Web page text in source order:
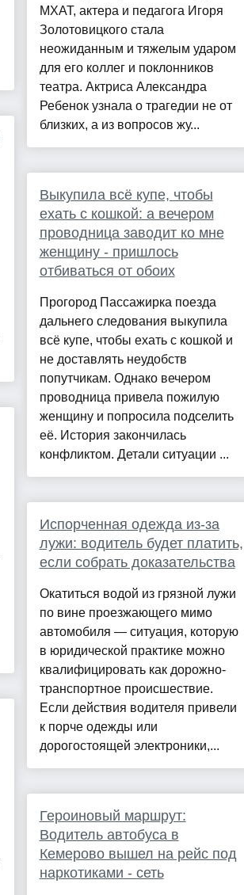
МХАТ, актера и педагога Игоря
Золотовицкого стала
неожиданным и тяжелым ударом
для его коллег и поклонников
театра. Актриса Александра
Ребенок узнала о трагедии не от
близких, а из вопросов жу...
Выкупила всё купе, чтобы
ехать с кошкой: а вечером
проводница заводит ко мне
женщину - пришлось
отбиваться от обоих
Прогород Пассажирка поезда
дальнего следования выкупила
всё купе, чтобы ехать с кошкой и
не доставлять неудобств
попутчикам. Однако вечером
проводница привела пожилую
женщину и попросила подселить
её. История закончилась
конфликтом. Детали ситуации ...
Испорченная одежда из-за
лужи: водитель будет платить,
если собрать доказательства
Окатиться водой из грязной лужи
по вине проезжающего мимо
автомобиля — ситуация, которую
в юридической практике можно
квалифицировать как дорожно-
транспортное происшествие.
Если действия водителя привели
к порче одежды или
дорогостоящей электроники,...
Героиновый маршрут:
Водитель автобуса в
Кемерово вышел на рейс под
наркотиками - сеть